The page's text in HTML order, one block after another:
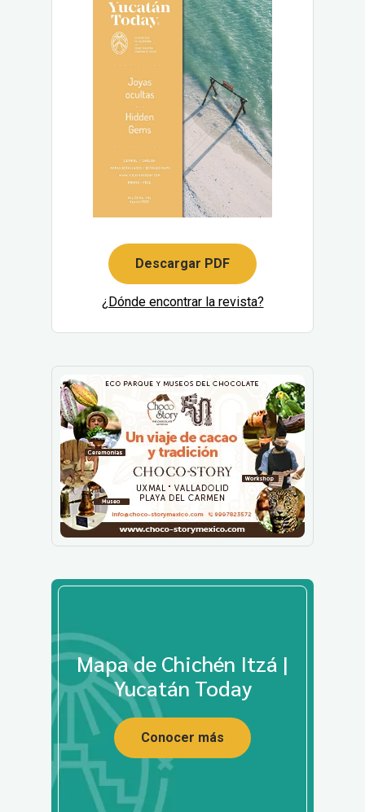
Descargar PDF
¿Dónde encontrar la revista?
Mapa de Chichén Itzá |
Yucatán Today
Conocer más